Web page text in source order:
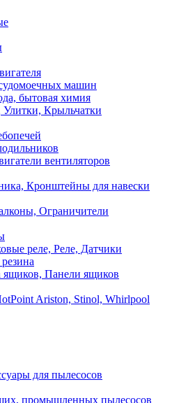
машин
бытовая химия
Крыльчатки
вентиляторов
Кронштейны для навески
Ограничители
реле, Реле, Датчики
Панели ящиков
Ariston, Stinol, Whirlpool
для пылесосов
промышленных пылесосов